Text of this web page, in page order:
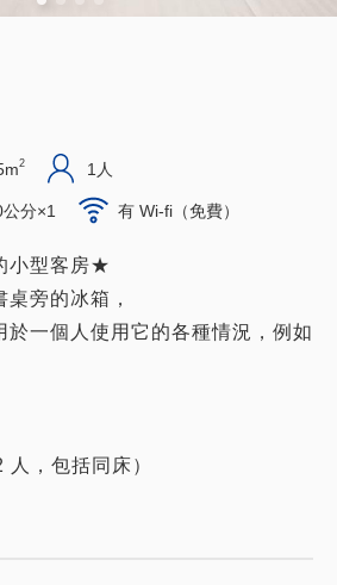
2 1人
分×1 有 Wi-fi（免費）
小型客房★
旁的冰箱，
於一個人使用它的各種情況，例如
，包括同床）